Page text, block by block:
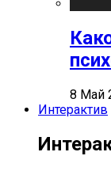
8 Май
Интерактив